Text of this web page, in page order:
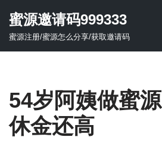
跳
蜜源邀请码999333
蜜源注册/蜜源怎么分享/获取邀请码
54岁阿姨做蜜
休金还高